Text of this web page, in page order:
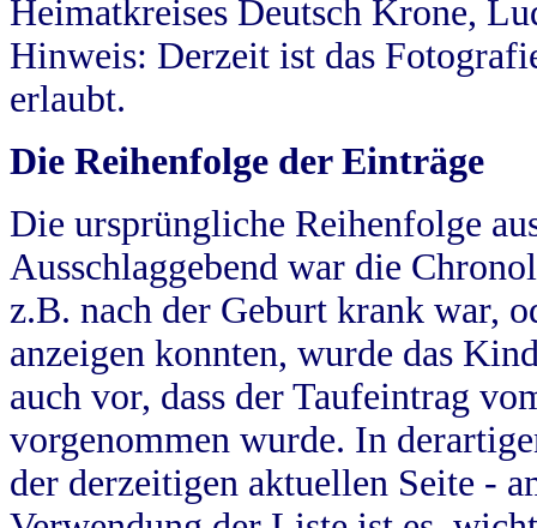
Heimatkreises Deutsch Krone,
Hinweis: Derzeit ist das
erlaubt.
Die Reihenfolge der Einträge
Die ursprüngliche Reihenfolge
Ausschlaggebend war die
z.B. nach der Geburt krank war,
anzeigen konnten, wurde das
auch vor, dass der Taufeintrag
vorgenommen wurde. In
der derzeitigen aktuellen Seite -